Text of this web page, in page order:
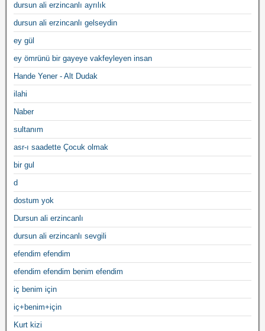
dursun ali erzincanlı ayrılık
dursun ali erzincanlı gelseydin
ey gül
ey ömrünü bir gayeye vakfeyleyen insan
Hande Yener - Alt Dudak
ilahi
Naber
sultanım
asr-ı saadette Çocuk olmak
bir gul
d
dostum yok
Dursun ali erzincanlı
dursun ali erzincanlı sevgili
efendim efendim
efendim efendim benim efendim
iç benim için
iç+benim+için
Kurt kizi